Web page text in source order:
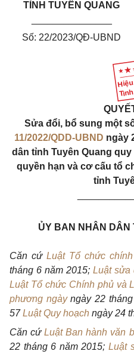
TỈNH TUYÊN QUANG
Số: 22/2023/QĐ-UBND
Sửa đổi, bổ sung một
11/2022/QDD-UBND ngày
dân tỉnh Tuyên Quang
quyền hạn và cơ cấu tổ
tỉnh
ỦY BAN NHÂN DÂN
Căn cứ Luật Tổ chức
tháng 6 năm 2015; Luật sửa
Luật Tổ chức Chính phủ và
phương ngàyngày 22
57Luật Quy hoạch ngày 24
Căn cứLuật Ban hành văn
22 tháng 6 năm 2015; Luật